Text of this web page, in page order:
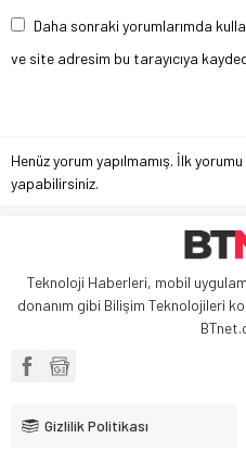
Daha sonraki yorumlarımda
ve site adresim bu tarayıcıya
Henüz yorum yapılmamış. İlk
yapabilirsiniz.
Teknoloji Haberleri, mobil
donanım gibi Bilişim Teknolojileri
Gizlilik Politikası